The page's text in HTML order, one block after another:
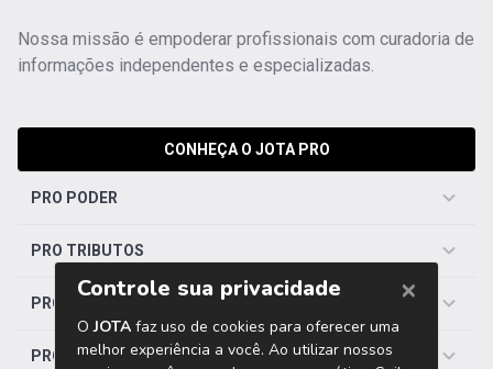
Nossa missão é empoderar profissionais com curadoria de
informações independentes e especializadas.
CONHEÇA O JOTA PRO
PRO PODER
PRO TRIBUTOS
PRO TRABALHISTA
PRO SAÚDE